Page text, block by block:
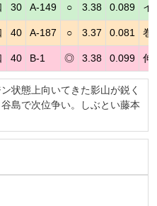
30 A-149 ○ 3.38 0.089 イ
40 A-187 ○ 3.37 0.081 巻
40 B-1 ◎ 3.38 0.099 伸
状態上向いてきた影山が鋭く
島で次位争い。しぶとい藤本